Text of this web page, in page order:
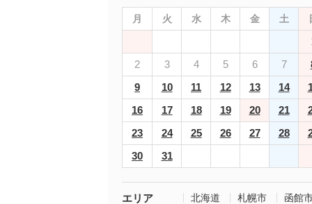
月 火 水 木 金 土
2
3 4 5 6 7
9
10 11 12 13 14
16
17 18 19 20 21
23
24 25 26 27 28
30
31
エリア 北海道 札幌市
函館